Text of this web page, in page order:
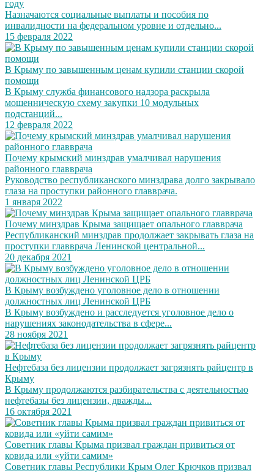
году
Назначаются социальные выплаты и пособия по
инвалидности на федеральном уровне и отдельно...
15 февраля 2022
В Крыму по завышенным ценам купили станции скорой
помощи
В Крыму служба финансового надзора раскрыла
мошенническую схему закупки 10 модульных
подстанций...
12 февраля 2022
Почему крымский минздрав умалчивал нарушения
районного главврача
Руководство республиканского минздрава долго закрывало
глаза на проступки районного главврача.
1 января 2022
Почему минздрав Крыма защищает опального главврача
Республиканский минздрав продолжает закрывать глаза на
проступки главврача Ленинской центральной...
20 декабря 2021
В Крыму возбуждено уголовное дело в отношении
должностных лиц Ленинской ЦРБ
В Крыму возбуждено и расследуется уголовное дело о
нарушениях законодательства в сфере...
28 ноября 2021
Нефтебаза без лицензии продолжает загрязнять райцентр в
Крыму
В Крыму продолжаются разбирательства с деятельностью
нефтебазы без лицензии, дважды...
16 октября 2021
Советник главы Крыма призвал граждан привиться от
ковида или «уйти самим»
Советник главы Республики Крым Олег Крючков призвал